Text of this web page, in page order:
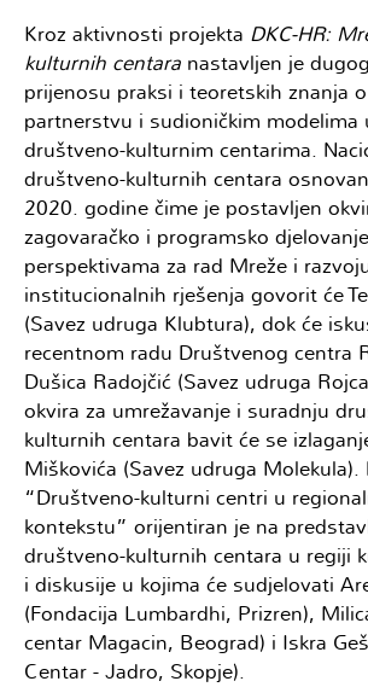
Kroz aktivnosti projekta DKC-HR:
kulturnih centara nastavljen je
prijenosu praksi i teoretskih znanja
partnerstvu i sudioničkim modelima
društveno-kulturnim centarima.
društveno-kulturnih centara
2020. godine čime je postavljen
zagovaračko i programsko
perspektivama za rad Mreže i
institucionalnih rješenja govorit će
(Savez udruga Klubtura), dok će
recentnom radu Društvenog centra
Dušica Radojčić (Savez udruga
okvira za umrežavanje i suradnju
kulturnih centara bavit će se
Miškovića (Savez udruga Molekula).
“Društveno-kulturni centri u
kontekstu” orijentiran je na
društveno-kulturnih centara u regiji
i diskusije u kojima će sudjelovati
(Fondacija Lumbardhi, Prizren),
centar Magacin, Beograd) i Iskra
Centar - Jadro, Skopje).